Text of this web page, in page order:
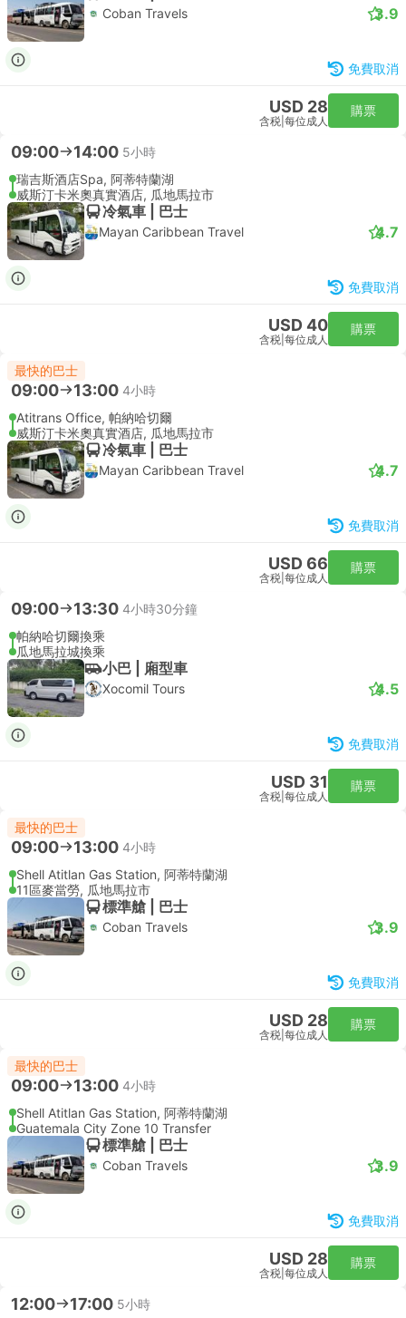
Coban Travels 3.9
免費取消
USD 28
含税 每位成人
購票
09:00 14:00 5小時
瑞吉斯酒店Spa, 阿蒂特蘭湖
威斯汀卡米奧真實酒店, 瓜地馬拉市
冷氣車 | 巴士
Mayan Caribbean Travel 4.7
免費取消
USD 40
含税 每位成人
購票
最快的巴士
09:00 13:00 4小時
Atitrans Office, 帕納哈切爾
威斯汀卡米奧真實酒店, 瓜地馬拉市
冷氣車 | 巴士
Mayan Caribbean Travel 4.7
免費取消
USD 66
含税 每位成人
購票
09:00 13:30 4小時30分鐘
帕納哈切爾換乘
瓜地馬拉城換乘
小巴 | 廂型車
Xocomil Tours 4.5
免費取消
USD 31
含税 每位成人
購票
最快的巴士
09:00 13:00 4小時
Shell Atitlan Gas Station, 阿蒂特蘭湖
11區麥當勞, 瓜地馬拉市
標準艙 | 巴士
Coban Travels 3.9
免費取消
USD 28
含税 每位成人
購票
最快的巴士
09:00 13:00 4小時
Shell Atitlan Gas Station, 阿蒂特蘭湖
Guatemala City Zone 10 Transfer
標準艙 | 巴士
Coban Travels 3.9
免費取消
USD 28
含税 每位成人
購票
12:00 17:00 5小時